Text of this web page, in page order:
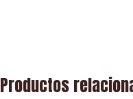
Productos